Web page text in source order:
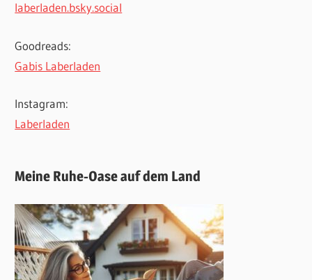
laberladen.bsky.social
Goodreads:
Gabis Laberladen
Instagram:
Laberladen
Meine Ruhe-Oase auf dem Land